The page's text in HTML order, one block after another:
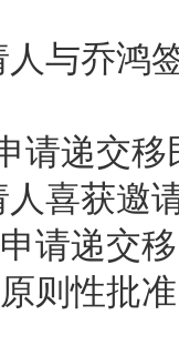
与乔鸿
递交移
喜获邀
请递交
则性批准